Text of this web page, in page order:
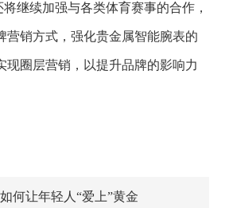
续加强与各类体育赛事的合作，
营销方式，强化贵金属智能腕表的
现圈层营销，以提升品牌的影响力
何让年轻人“爱上”黄金